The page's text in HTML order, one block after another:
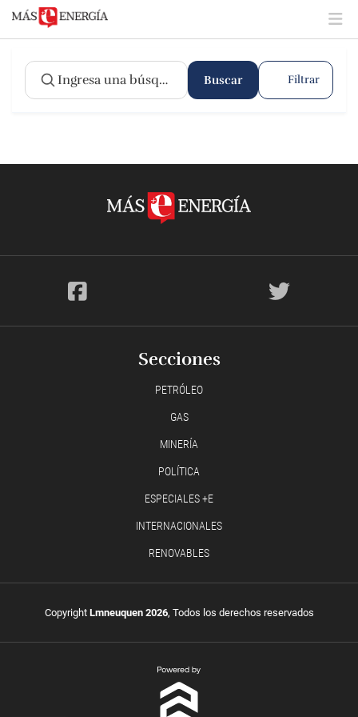
Buscar Filtrar
Secciones
PETRÓLEO
GAS
MINERÍA
POLÍTICA
ESPECIALES +E
INTERNACIONALES
RENOVABLES
Copyright Lmneuquen 2026, Todos los derechos reservados